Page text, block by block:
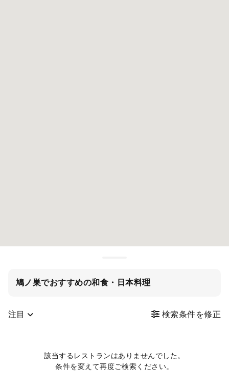
鳩ノ巣でおすすめの和食・日本料理
注目 検索条件を修正
該当するレストランはありませんでした。
条件を変えて再度ご検索ください。